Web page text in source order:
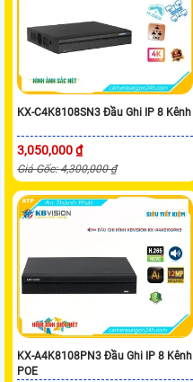
KX-C4K8108SN3 Đầu Ghi IP 8 Kênh
3,050,000 ₫
Giá Gốc: 4,300,000 ₫
KX-A4K8108PN3 Đầu Ghi IP 8 Kênh
POE